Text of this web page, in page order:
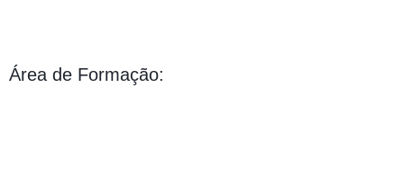
Área de Formação: